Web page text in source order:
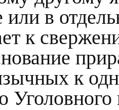
или в
к
к
Уголовного